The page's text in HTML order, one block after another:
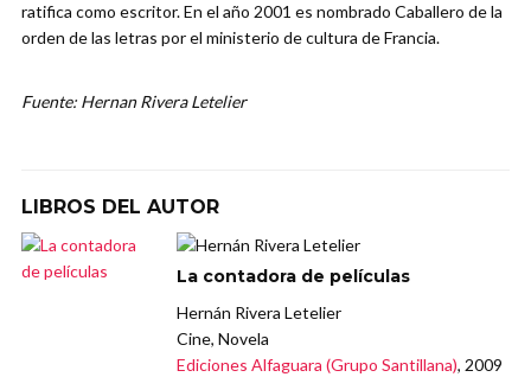
ratifica como escritor. En el año 2001 es nombrado Caballero de la
orden de las letras por el ministerio de cultura de Francia.
Fuente: Hernan Rivera Letelier
LIBROS DEL AUTOR
La contadora de películas
Hernán Rivera Letelier
Cine, Novela
Ediciones Alfaguara (Grupo Santillana), 2009